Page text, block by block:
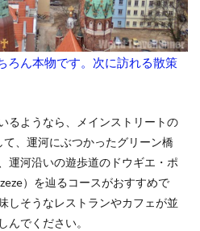
ろん本物です。次に訪れる散策
るようなら、メインストリートの
て、運河にぶつかったグリーン橋
運河沿いの遊歩道のドウギエ・ポ
）を辿るコースがおすすめで
しそうなレストランやカフェが並
んでください。